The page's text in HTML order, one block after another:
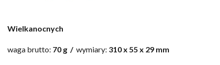
Wielkanocnych
waga brutto: 70 g / wymiary: 310 x 55 x 29 mm